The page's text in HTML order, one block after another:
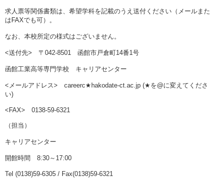
求人票等関係書類は、希望学科を記載のうえ送付ください（メールまた
はFAXでも可）。
なお、本校所定の様式はございません。
<送付先> 〒042-8501 函館市戸倉町14番1号
函館工業高等専門学校 キャリアセンター
<メールアドレス> careerc★hakodate-ct.ac.jp (★を@に変えてくださ
い)
<FAX> 0138-59-6321
（担当）
キャリアセンター
開館時間 8:30～17:00
Tel (0138)59-6305 / Fax(0138)59-6321